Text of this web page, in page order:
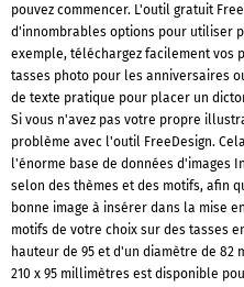
pouvez commencer. L'outil gratuit
d'innombrables options pour utiliser
exemple, téléchargez facilement vos
tasses photo pour les anniversaires
de texte pratique pour placer un
Si vous n'avez pas votre propre
problème avec l'outil FreeDesign.
l'énorme base de données d'images
selon des thèmes et des motifs, afin
bonne image à insérer dans la mise
motifs de votre choix sur des tasses
hauteur de 95 et d'un diamètre de 82
210 x 95 millimètres est disponible